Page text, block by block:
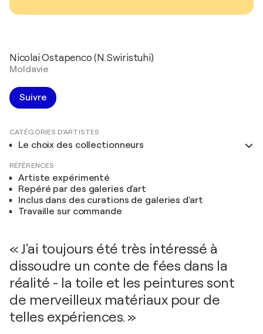
Nicolai Ostapenco (N.Swiristuhi)
Moldavie
Suivre
CATÉGORIES D'ARTISTES
Le choix des collectionneurs
RÉFÉRENCES
Artiste expérimenté
Repéré par des galeries d'art
Inclus dans des curations de galeries d'art
Travaille sur commande
« J'ai toujours été très intéressé à
dissoudre un conte de fées dans la
réalité - la toile et les peintures sont
de merveilleux matériaux pour de
telles expériences. »